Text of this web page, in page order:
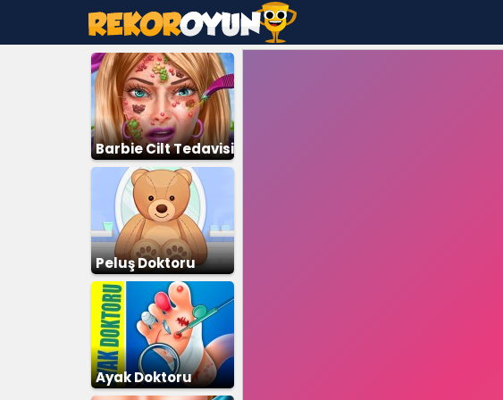
Barbie Cilt Tedavisi
Peluş Doktoru
Ayak Doktoru